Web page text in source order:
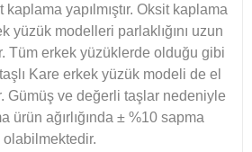
yapılmıştır. Oksit kaplama
yüzük modelleri parlaklığını uzun
Tüm erkek yüzüklerde olduğu gibi
Kare erkek yüzük modeli de el
Gümüş ve değerli taşlar nedeniyle
ürün ağırlığında ± %10 sapma
olabilmektedir.​